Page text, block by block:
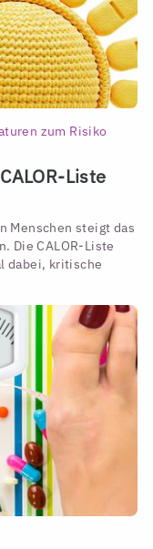
zum Risiko
Liste
Menschen steigt das
Die CALOR-Liste
dabei, kritische